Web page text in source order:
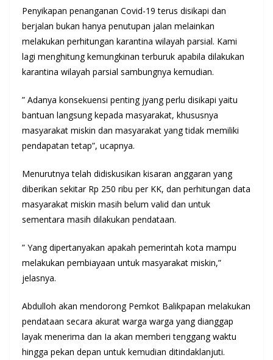
Penyikapan penanganan Covid-19 terus disikapi dan
berjalan bukan hanya penutupan jalan melainkan
melakukan perhitungan karantina wilayah parsial. Kami
lagi menghitung kemungkinan terburuk apabila dilakukan
karantina wilayah parsial sambungnya kemudian.
” Adanya konsekuensi penting jyang perlu disikapi yaitu
bantuan langsung kepada masyarakat, khususnya
masyarakat miskin dan masyarakat yang tidak memiliki
pendapatan tetap”, ucapnya.
Menurutnya telah didiskusikan kisaran anggaran yang
diberikan sekitar Rp 250 ribu per KK, dan perhitungan data
masyarakat miskin masih belum valid dan untuk
sementara masih dilakukan pendataan.
” Yang dipertanyakan apakah pemerintah kota mampu
melakukan pembiayaan untuk masyarakat miskin,”
jelasnya.
Abdulloh akan mendorong Pemkot Balikpapan melakukan
pendataan secara akurat warga warga yang dianggap
layak menerima dan Ia akan memberi tenggang waktu
hingga pekan depan untuk kemudian ditindaklanjuti.